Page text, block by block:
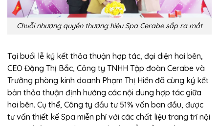
Chuỗi nhượng quyền thương hiệu Spa Cerabe sắp ra mắt
Tại buổi lễ ký kết thỏa thuận hợp tác, đại diện hai bên,
CEO Đặng Thị Bắc, Công ty TNHH Tập đoàn Cerabe và
Trưởng phòng kinh doanh Phạm Thị Hiến đã cùng ký kết
bản thỏa thuận định hướng các nội dung hợp tác giữa
hai bên. Cụ thể, Công ty đầu tư 51% vốn ban đầu, được
tư vấn thiết kế Spa miễn phí với các chất liệu trang trí nội